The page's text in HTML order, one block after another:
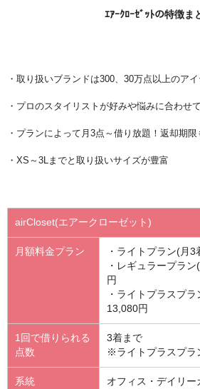
ｴｱｰｸﾛｰｾﾞｯﾄの特徴ま
・取り扱いブランドは300、30万点以上のア
・プロのスタイリストが好みや悩みに合わせ
・プランによって月3点～借り放題！返却期限
・XS～3Lまでと取り扱いサイズが豊富
airCloset(エアークローゼット)
月額料金プラン
・ライトプラン(月
・レギュラープラ
円
・ライトプラスプラ
13,080円
1回で借りられる
点数
3着まで
※ライトプラスプラ
系統
オフィス・デイリー